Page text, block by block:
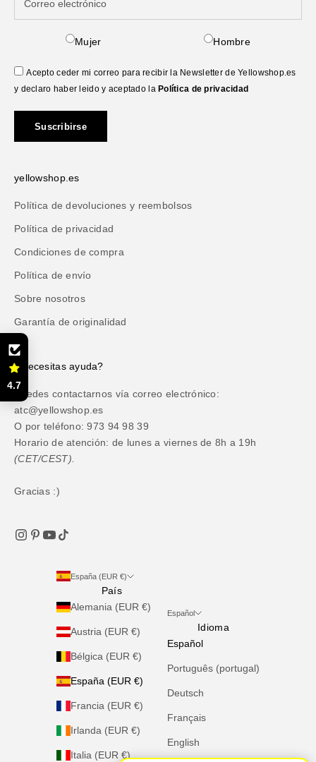
Mujer Hombre
Acepto ceder mi correo para recibir la Newsletter de Yellowshop.es
y declaro haber leido y aceptado la Política de privacidad
Suscribirse
yellowshop.es
Política de devoluciones y reembolsos
Política de privacidad
Condiciones de compra
Política de envío
Sobre nosotros
Garantía de originalidad
¿Necesitas ayuda?
Puedes contactarnos vía correo electrónico:
atc@yellowshop.es
O por teléfono: 973 94 98 39
Horario de atención: de lunes a viernes de 8h a 19h
(CET/CEST).
Gracias :)
España (EUR €)
País
Alemania (EUR €)
Austria (EUR €)
Bélgica (EUR €)
España (EUR €)
Francia (EUR €)
Irlanda (EUR €)
Italia (EUR €)
Español
Idioma
Español
Português (portugal)
Deutsch
Français
English
4.7